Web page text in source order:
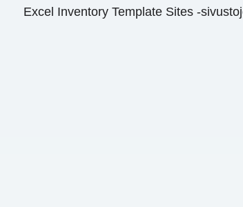
Excel Inventory Template Sites -